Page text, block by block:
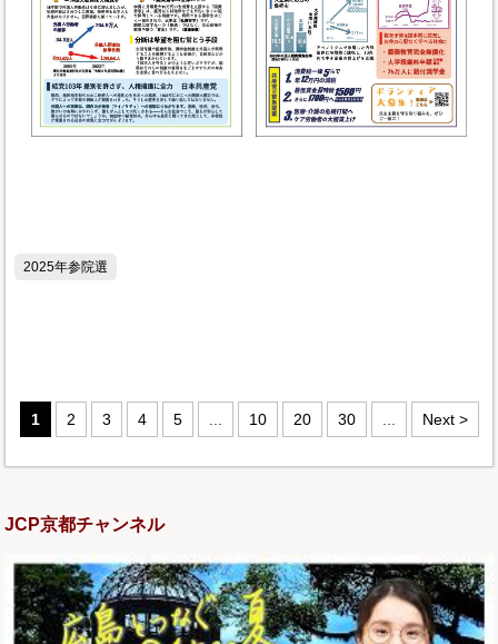
2025年参院選
1 2 3 4 5 10 20 30 Next >
JCP京都チャンネル